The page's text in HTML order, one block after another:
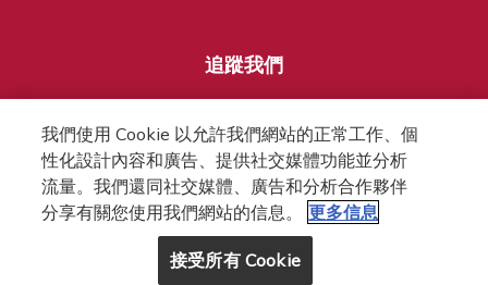
追蹤我們
FOOTER
網站條款 COOKIES政策
我們使用 Cookie 以允許我們網站的正常工作、個
性化設計內容和廣告、提供社交媒體功能並分析
流量。我們還同社交媒體、廣告和分析合作夥伴
分享有關您使用我們網站的信息。
更多信息
接受所有 Cookie